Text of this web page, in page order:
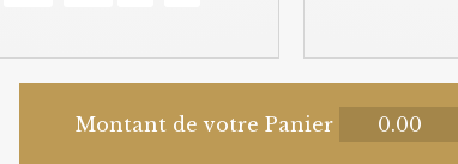
Montant de votre Panier